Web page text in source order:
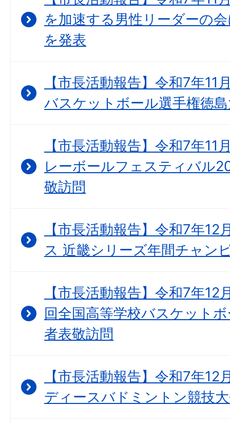
を加速する男性リーダーの
を発表
【市長活動報告】令和7年11
バスケットボール選手権徳
【市長活動報告】令和7年
レーボールフェスティバル
敬訪問
【市長活動報告】令和7年
ス 近畿シリーズ年間チャン
【市長活動報告】令和7年
回全国高等学校バスケット
者表敬訪問
【市長活動報告】令和7年
ディースバドミントン競技